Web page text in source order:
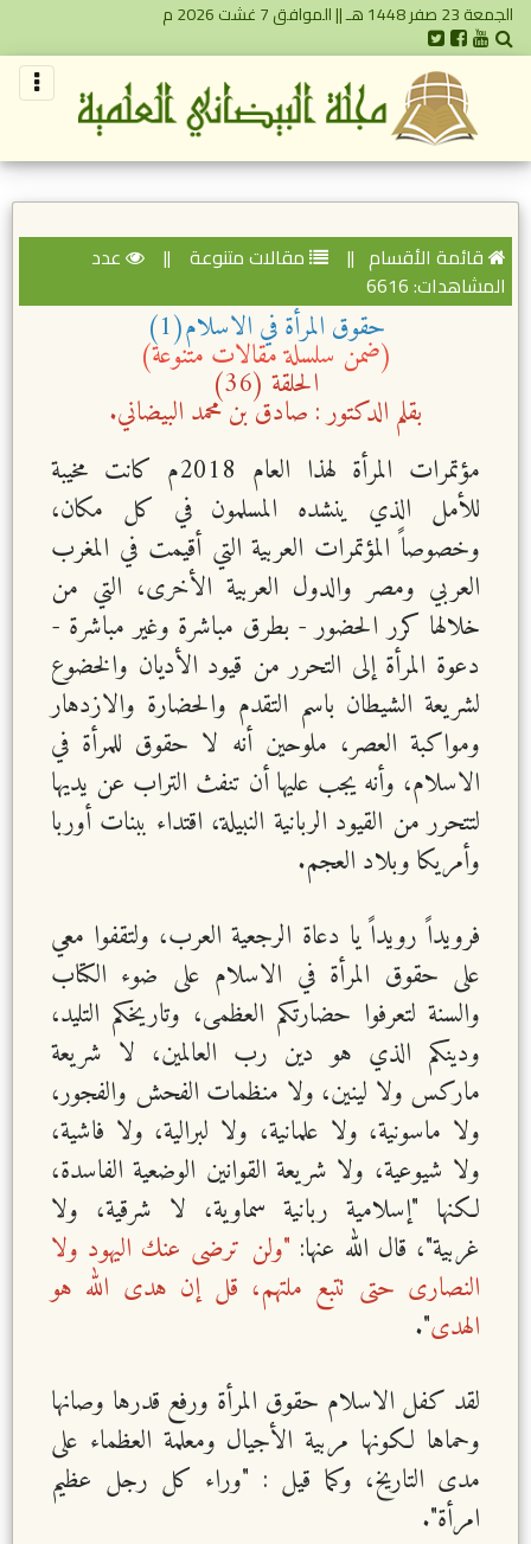
الجمعة 23 صفر 1448 هـ || الموافق 7 غشت 2026 م
قائمة الأقسام || مقالات متنوعة ||
عدد
المشاهدات: 6616
حقوق المرأة في الاسلام(1)
(ضمن سلسلة مقالات متنوعة)
الحلقة (36)
بقلم الدكتور : صادق بن محمد البيضاني.
مؤتمرات المرأة لهذا العام 2018م كانت مخيبة
للأمل الذي ينشده المسلمون في كل مكان،
وخصوصاً المؤتمرات العربية التي أقيمت في المغرب
العربي ومصر والدول العربية الأخرى، التي من
خلالها كرر الحضور - بطرق مباشرة وغير مباشرة -
دعوة المرأة إلى التحرر من قيود الأديان والخضوع
لشريعة الشيطان باسم التقدم والحضارة والازدهار
ومواكبة العصر، ملوحين أنه لا حقوق للمرأة في
الاسلام، وأنه يجب عليها أن تنفث التراب عن يديها
لتتحرر من القيود الربانية النبيلة، اقتداء ببنات أوربا
وأمريكا وبلاد العجم.
فرويداً رويداً يا دعاة الرجعية العرب، ولتقفوا معي
على حقوق المرأة في الاسلام على ضوء الكتاب
والسنة لتعرفوا حضارتكم العظمى، وتاريخكم التليد،
ودينكم الذي هو دين رب العالمين، لا شريعة
ماركس ولا لينين، ولا منظمات الفحش والفجور،
ولا ماسونية، ولا علمانية، ولا لبرالية، ولا فاشية،
ولا شيوعية، ولا شريعة القوانين الوضعية الفاسدة،
لكنها "إسلامية ربانية سماوية، لا شرقية، ولا
غربية"، قال الله عنها: "ولن ترضى عنك اليهود ولا
النصارى حتى تتبع ملتهم، قل إن هدى الله هو
الهدى".
لقد كفل الاسلام حقوق المرأة ورفع قدرها وصانها
وحماها لكونها مربية الأجيال ومعلمة العظماء على
مدى التاريخ، وكما قيل : "وراء كل رجل عظيم
امرأة".